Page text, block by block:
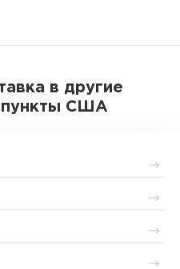
в другие
пункты США